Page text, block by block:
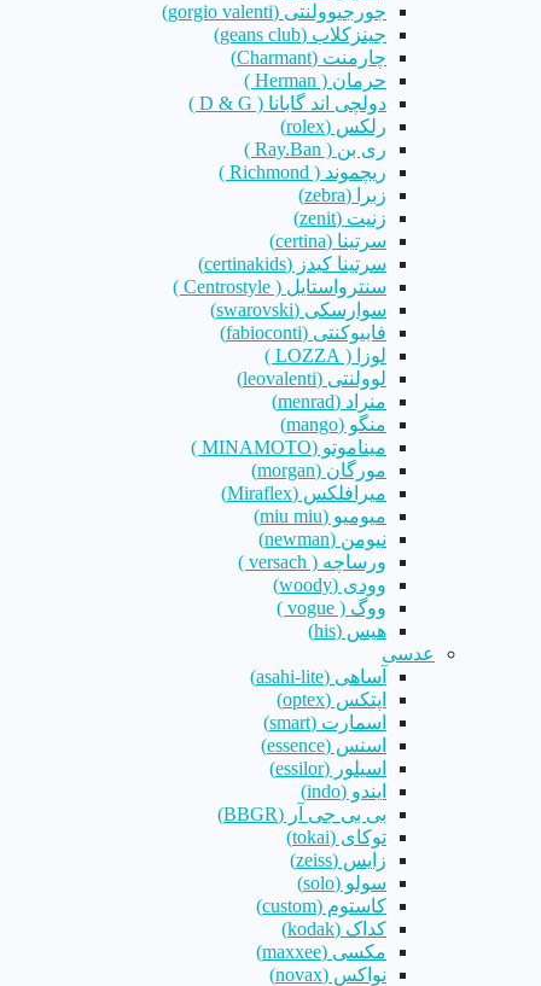
جورجیوولنتی (gorgio valenti)
جینزکلاب (geans club)
چارمنت (Charmant)
حرمان ( Herman )
دولچی اند گابانا ( D & G )
رلکس (rolex)
ری بن ( Ray.Ban )
ریچموند ( Richmond )
زبرا (zebra)
زنیت (zenit)
سرتینا (certina)
سرتینا کیدز (certinakids)
سنترواستایل ( Centrostyle )
سوارسکی (swarovski)
فابیوکنتی (fabioconti)
لوزا ( LOZZA )
لوولنتی (leovalenti)
منراد (menrad)
منگو (mango)
میناموتو (MINAMOTO )
مورگان (morgan)
میرافلکس (Miraflex)
میومیو (miu miu)
نیومن (newman)
ورساچه ( versach )
وودی (woody)
ووگ ( vogue )
هیس (his)
عدسی
آساهی (asahi-lite)
اپتکس (optex)
اسمارت (smart)
اسنس (essence)
اسیلور (essilor)
ایندو (indo)
بی بی جی آر (BBGR)
توکای (tokai)
زایس (zeiss)
سولو (solo)
کاستوم (custom)
کداک (kodak)
مکسی (maxxee)
نواکس (novax)